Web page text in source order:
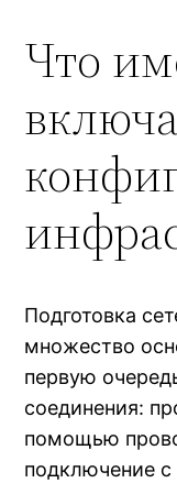
Что
Подготовка
множество
первую
соединения:
помощью
подключение